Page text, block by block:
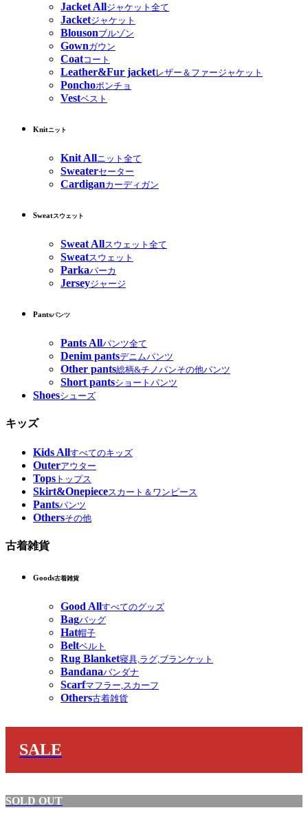
Jacket Allジャケット全て
Jacketジャケット
Blousonブルゾン
Gownガウン
Coatコート
Leather&Fur jacketレザー＆ファージャケット
Ponchoポンチョ
Vestベスト
Knitニット
Knit Allニット全て
Sweaterセーター
Cardiganカーディガン
Sweatスウェット
Sweat Allスウェット全て
Sweatスウェット
Parkaパーカ
Jerseyジャージ
Pantsパンツ
Pants Allパンツ全て
Denim pantsデニムパンツ
Other pants総柄&チノパンその他パンツ
Short pantsショートパンツ
Shoesシューズ
キッズ
Kids Allすべてのキッズ
Outerアウター
Tops トップス
Skirt&Onepieceスカート＆ワンピース
Pantsパンツ
Othersその他
古着雑貨
Goods古着雑貨
Good Allすべてのグッズ
Bagバッグ
Hat帽子
Beltベルト
Rug Blanket寝具,ラグ,ブランケット
Bandanaバンダナ
Scarfマフラー,スカーフ
Others古着雑貨
SALE
SOLD OUT